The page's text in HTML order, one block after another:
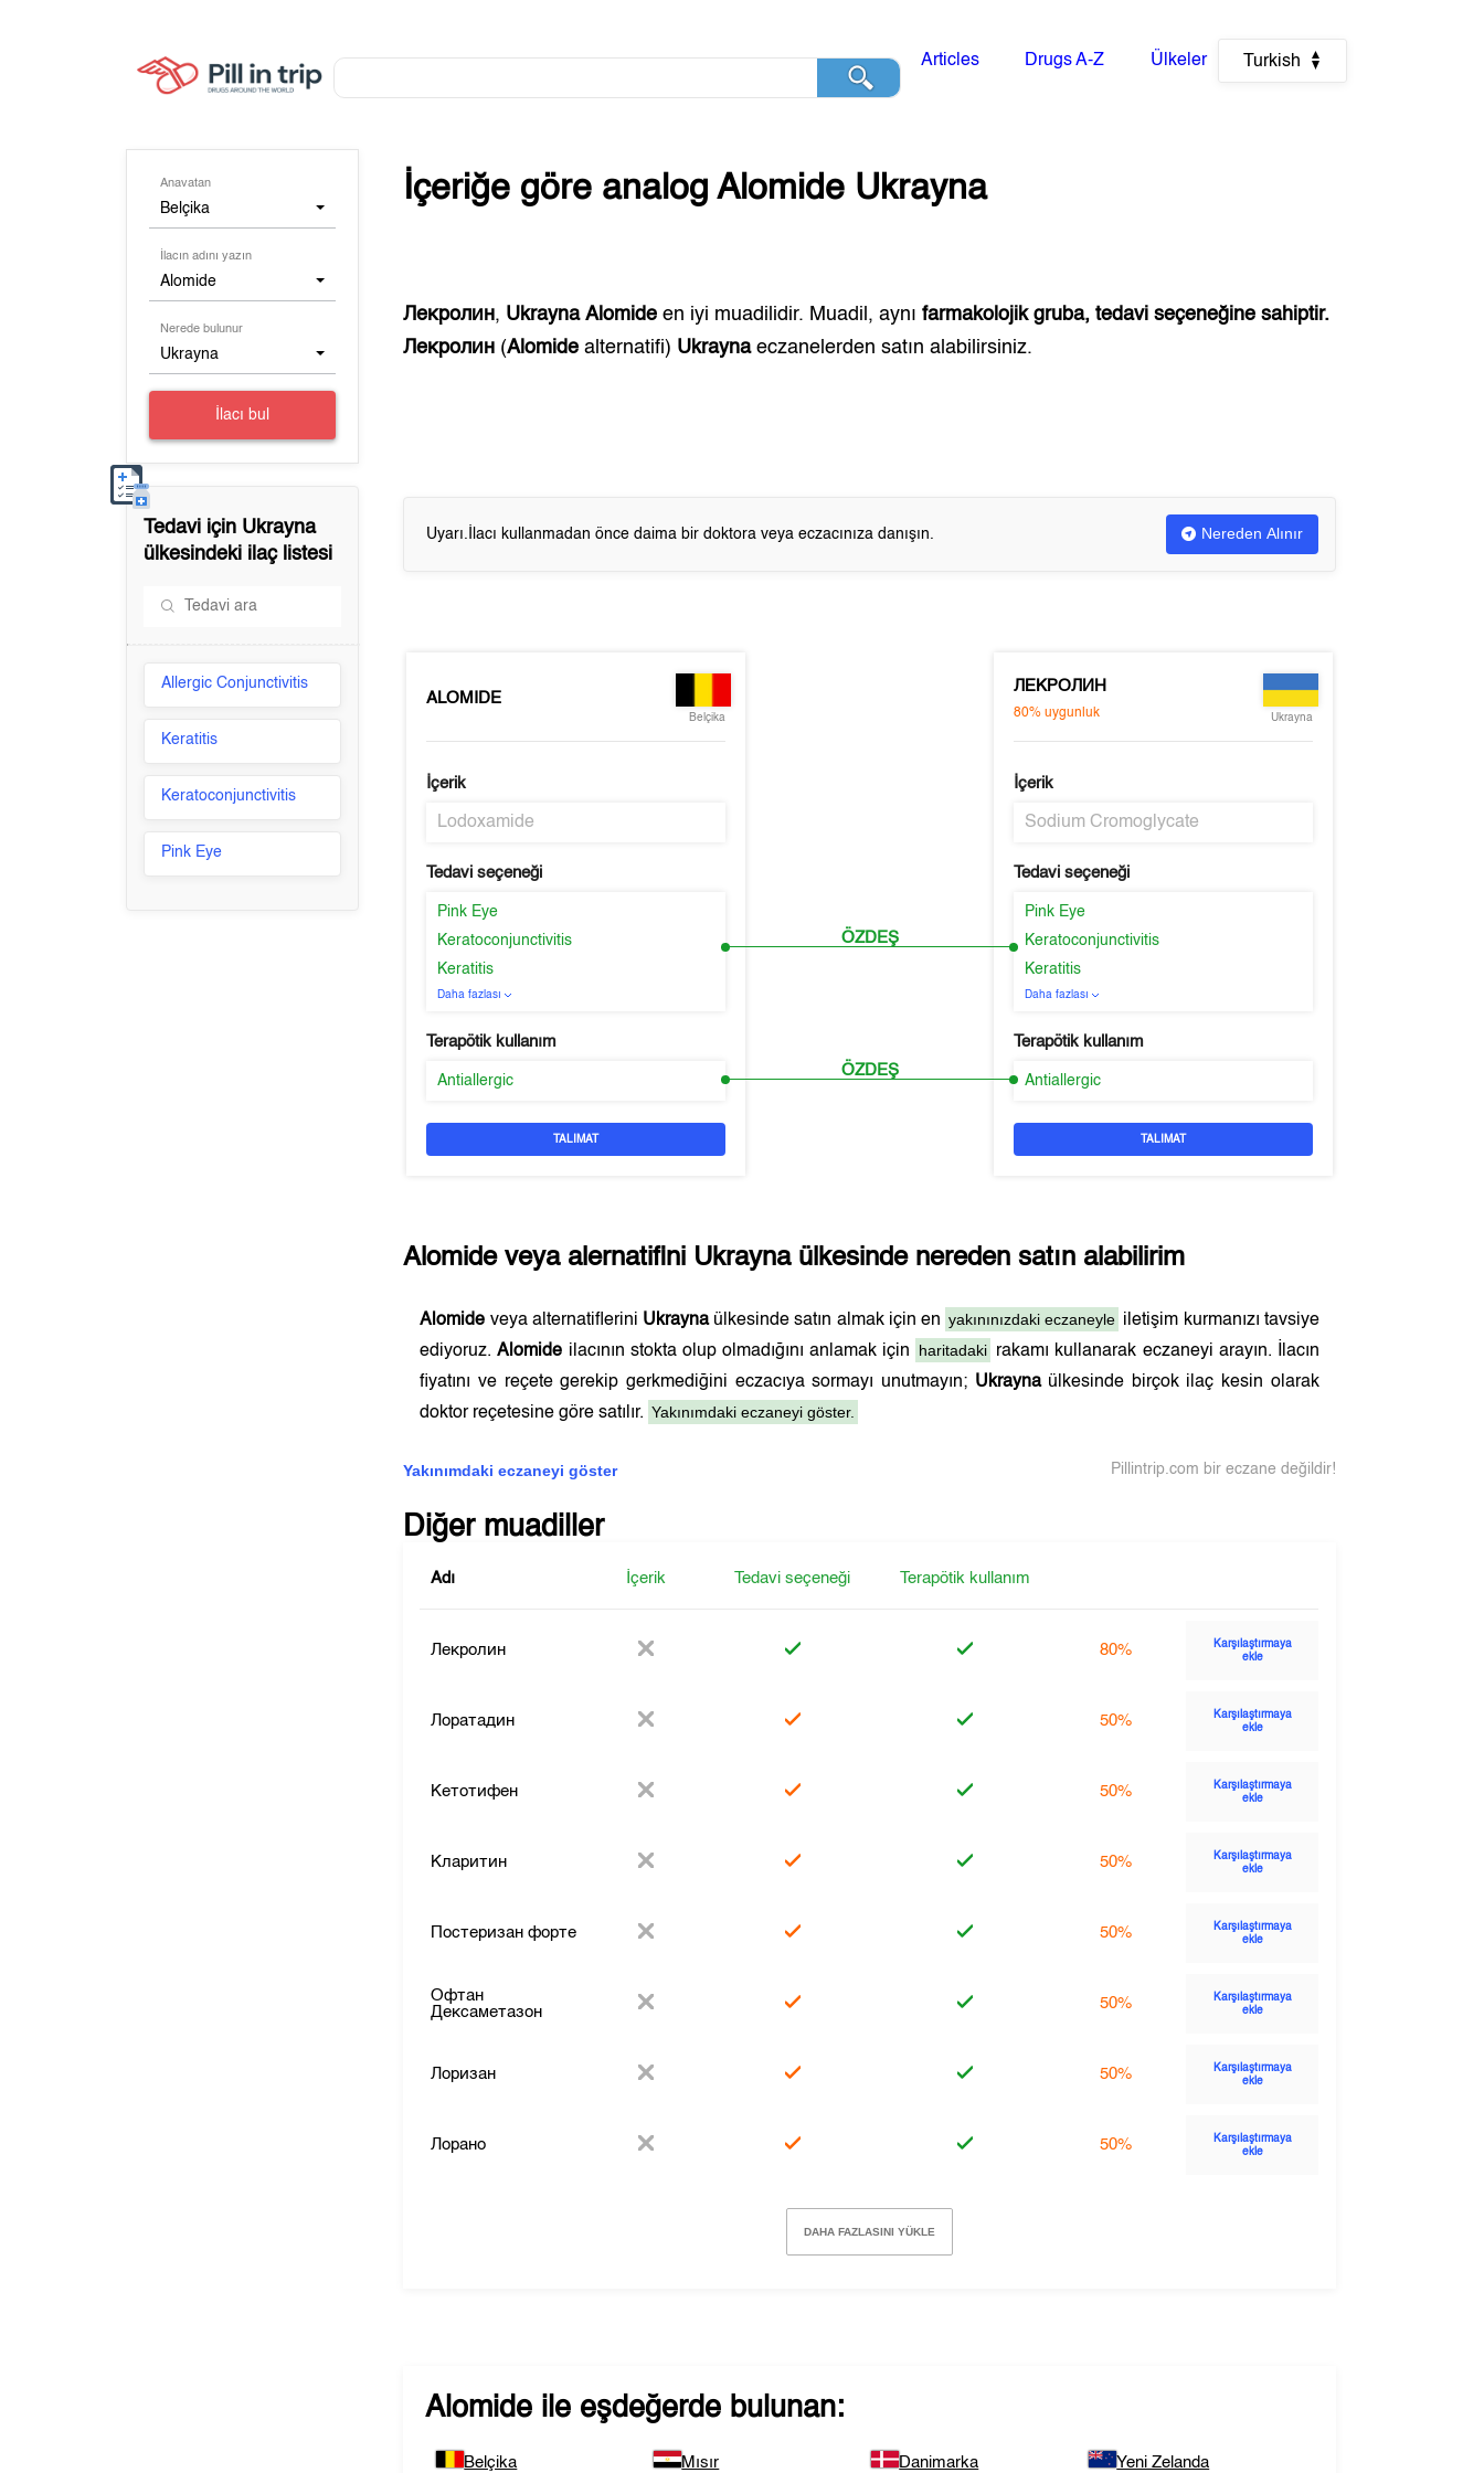
Articles Drugs A-Z Ülkeler Turkish
Anavatan
Belçika
İlacın adını yazın
Alomide
Nerede bulunur
Ukrayna
İlacı bul
Tedavi için Ukrayna
ülkesindeki ilaç listesi
Allergic Conjunctivitis
Keratitis
Keratoconjunctivitis
Pink Eye
İçeriğe göre analogAlomide Ukrayna
Лекролин, Ukrayna Alomide en iyi muadilidir. Muadil, aynı farmakolojik gruba, tedavi seçeneğine sahiptir.
Лекролин (Alomide alternatifi) Ukraynaeczanelerden satın alabilirsiniz.
Uyarı.İlacı kullanmadan önce daima bir doktora veya eczacınıza danışın. Nereden Alınır
ALOMIDE
Belçika
İçerik
Lodoxamide
Tedavi seçeneği
Pink Eye
Keratoconjunctivitis
Keratitis
Daha fazlası
Terapötik kullanım
Antiallergic
TALIMAT
ÖZDEŞ
ÖZDEŞ
ЛЕКРОЛИН
80% uygunluk Ukrayna
İçerik
Sodium Cromoglycate
Tedavi seçeneği
Pink Eye
Keratoconjunctivitis
Keratitis
Daha fazlası
Terapötik kullanım
Antiallergic
TALIMAT
Alomideveya alernatifini Ukraynaülkesinde nereden satın alabilirim
Alomide veya alternatiflerini Ukraynaülkesinde satın almak için en yakınınızdaki eczaneyle iletişim kurmanızı tavsiye
ediyoruz.Alomide ilacının stokta olup olmadığını anlamak için haritadaki rakamı kullanarak eczaneyi arayın. İlacın
fiyatını ve reçete gerekip gerkmediğini eczacıya sormayı unutmayın; Ukraynaülkesinde birçok ilaç kesin olarak
doktor reçetesine göre satılır. Yakınımdaki eczaneyi göster.
Yakınımdaki eczaneyi göster Pillintrip.com bir eczane değildir!
Diğer muadiller
Adı İçerik Tedavi seçeneği Terapötik kullanım
Лекролин 80%
Karşılaştırmaya
ekle
Лоратадин 50%
Karşılaştırmaya
ekle
Кетотифен 50%
Karşılaştırmaya
ekle
Кларитин 50%
Karşılaştırmaya
ekle
Постеризан форте 50%
Karşılaştırmaya
ekle
Офтан
Дексаметазон
50%
Karşılaştırmaya
ekle
Лоризан 50%
Karşılaştırmaya
ekle
Лорано 50%
Karşılaştırmaya
ekle
DAHA FAZLASINI YÜKLE
Alomide ile eşdeğerde bulunan:
Belçika Mısır Danimarka Yeni Zelanda